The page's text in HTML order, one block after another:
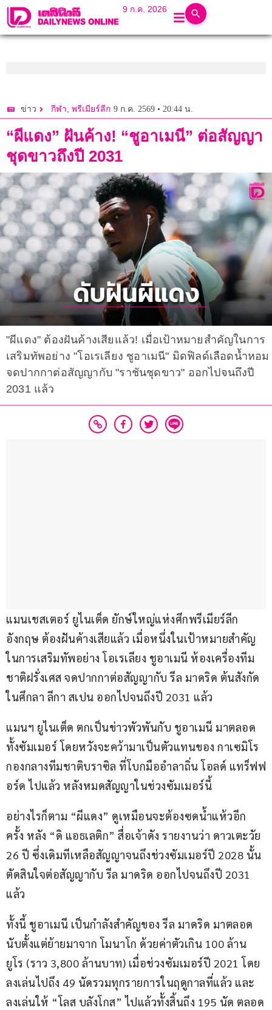
9 ก.ค. 2026
ข่าว กีฬา, พรีเมียร์ลีก 9 ก.ค. 2569 • 20:44 น.
“ผีแดง” ฝันค้าง! “ชูอาเมนี” ต่อสัญญา
ชุดขาวถึงปี 2031
"ผีแดง" ต้องฝันค้างเสียแล้ว! เมื่อเป้าหมายสำคัญในการ
เสริมทัพอย่าง "โอเรเลียง ชูอาเมนี" มิดฟิลด์เลือดน้ำหอม
จดปากกาต่อสัญญากับ "ราชันชุดขาว" ออกไปจนถึงปี
2031 แล้ว
แมนเชสเตอร์ ยูไนเต็ด ยักษ์ใหญ่แห่งศึกพรีเมียร์ลีก
อังกฤษ ต้องฝันค้างเสียแล้ว เมื่อหนึ่งในเป้าหมายสำคัญ
ในการเสริมทัพอย่าง โอเรเลียง ชูอาเมนี ห้องเครื่องทีม
ชาติฝรั่งเศส จดปากกาต่อสัญญากับ รีล มาดริด ต้นสังกัด
ในศึกลา ลีกา สเปน ออกไปจนถึงปี 2031 แล้ว
แมนฯ ยูไนเต็ด ตกเป็นข่าวพัวพันกับ ชูอาเมนี มาตลอด
ทั้งซัมเมอร์ โดยหวังจะคว้ามาเป็นตัวแทนของ กาเซมิโร
กองกลางทีมชาติบราซิล ที่โบกมืออำลาถิ่น โอลด์ แทร็ฟฟ
อร์ด ไปแล้ว หลังหมดสัญญาในช่วงซัมเมอร์นี้
อย่างไรก็ตาม “ผีแดง” ดูเหมือนจะต้องซดน้ำแห้วอีก
ครั้ง หลัง “ดิ แอธเลติก” สื่อเจ้าดัง รายงานว่า ดาวเตะวัย
26 ปี ซึ่งเดิมทีเหลือสัญญาจนถึงช่วงซัมเมอร์ปี 2028 นั้น
ตัดสินใจต่อสัญญากับ รีล มาดริด ออกไปจนถึงปี 2031
แล้ว
ทั้งนี้ ชูอาเมนี เป็นกำลังสำคัญของ รีล มาดริด มาตลอด
นับตั้งแต่ย้ายมาจาก โมนาโก ด้วยค่าตัวเกิน 100 ล้าน
ยูโร (ราว 3,800 ล้านบาท) เมื่อช่วงซัมเมอร์ปี 2021 โดย
ลงเล่นไปถึง 49 นัดรวมทุกรายการในฤดูกาลที่แล้ว และ
ลงเล่นให้ “โลส บลังโกส” ไปแล้วทั้งสิ้นถึง 195 นัด ตลอด